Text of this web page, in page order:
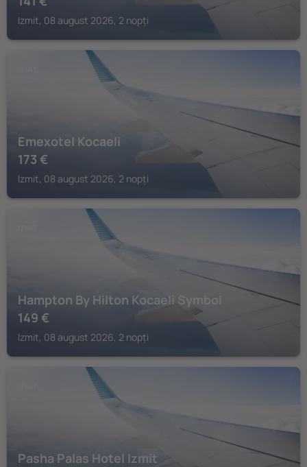
Izmit, 08 august 2026, 2 nopți
Emexotel Kocaeli
173 €
Izmit, 08 august 2026, 2 nopți
Hampton By Hilton Kocaeli Symbol
149 €
Izmit, 08 august 2026, 2 nopți
Pasha Palas Hotel Izmit